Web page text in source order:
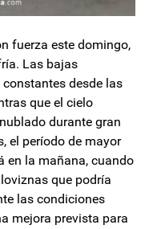
fuerza este domingo,
Las bajas
desde las
que el cielo
durante gran
el período de mayor
en la mañana, cuando
que podría
las condiciones
mejora prevista para